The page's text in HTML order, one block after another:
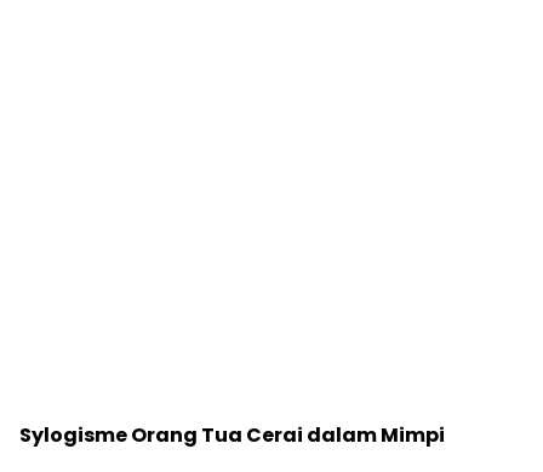
Sylogisme Orang Tua Cerai dalam Mimpi